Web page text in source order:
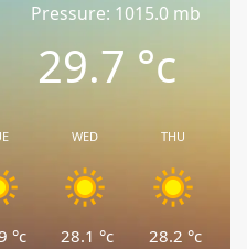
Pressure: 1015.0 mb
29.7°c
°c
WED
28.1 °c
THU
28.2 °c